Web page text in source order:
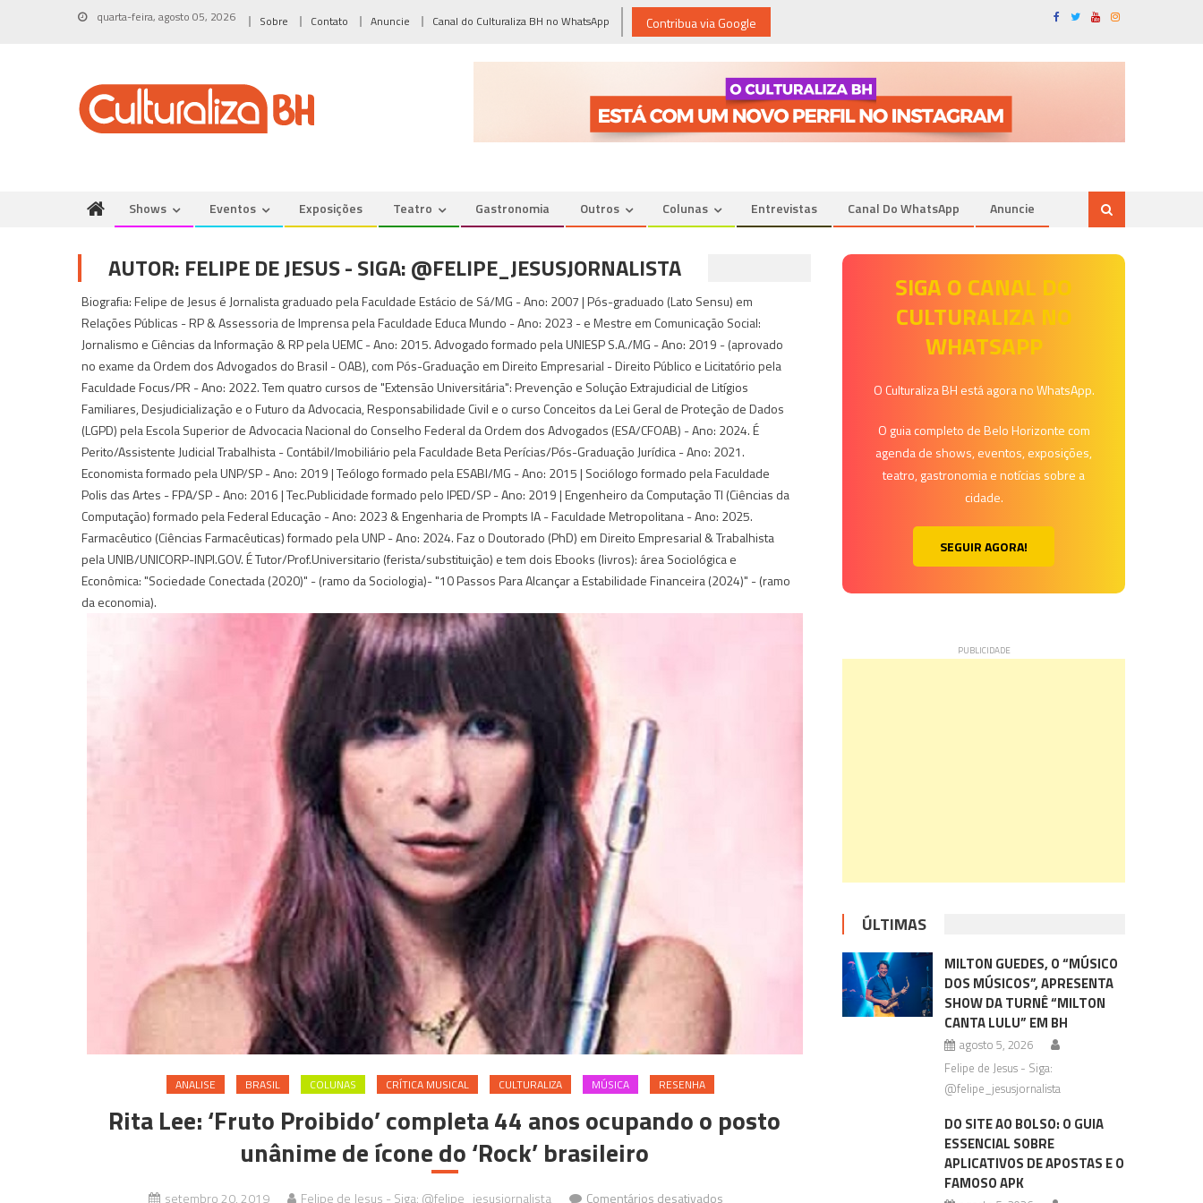
quarta-feira, agosto 05, 2026 Sobre Contato Anuncie Canal do Culturaliza BH no WhatsApp Contribua via Google
Shows Eventos Exposições Teatro Gastronomia Outros Colunas Entrevistas Canal Do WhatsApp Anuncie
AUTOR: FELIPE DE JESUS - SIGA: @FELIPE_JESUSJORNALISTA
Biografia: Felipe de Jesus é Jornalista graduado pela Faculdade Estácio de Sá/MG - Ano: 2007 | Pós-graduado (Lato Sensu) em
Relações Públicas - RP & Assessoria de Imprensa pela Faculdade Educa Mundo - Ano: 2023 - e Mestre em Comunicação Social:
Jornalismo e Ciências da Informação & RP pela UEMC - Ano: 2015. Advogado formado pela UNIESP S.A./MG - Ano: 2019 - (aprovado
no exame da Ordem dos Advogados do Brasil - OAB), com Pós-Graduação em Direito Empresarial - Direito Público e Licitatório pela
Faculdade Focus/PR - Ano: 2022. Tem quatro cursos de "Extensão Universitária": Prevenção e Solução Extrajudicial de Litígios
Familiares, Desjudicialização e o Futuro da Advocacia, Responsabilidade Civil e o curso Conceitos da Lei Geral de Proteção de Dados
(LGPD) pela Escola Superior de Advocacia Nacional do Conselho Federal da Ordem dos Advogados (ESA/CFOAB) - Ano: 2024. É
Perito/Assistente Judicial Trabalhista - Contábil/Imobiliário pela Faculdade Beta Perícias/Pós-Graduação Jurídica - Ano: 2021.
Economista formado pela UNP/SP - Ano: 2019 | Teólogo formado pela ESABI/MG - Ano: 2015 | Sociólogo formado pela Faculdade
Polis das Artes - FPA/SP - Ano: 2016 | Tec.Publicidade formado pelo IPED/SP - Ano: 2019 | Engenheiro da Computação TI (Ciências da
Computação) formado pela Federal Educação - Ano: 2023 & Engenharia de Prompts IA - Faculdade Metropolitana - Ano: 2025.
Farmacêutico (Ciências Farmacêuticas) formado pela UNP - Ano: 2024. Faz o Doutorado (PhD) em Direito Empresarial & Trabalhista
pela UNIB/UNICORP-INPI.GOV. É Tutor/Prof.Universitario (ferista/substituição) e tem dois Ebooks (livros): área Sociológica e
Econômica: "Sociedade Conectada (2020)" - (ramo da Sociologia)- "10 Passos Para Alcançar a Estabilidade Financeira (2024)" - (ramo
da economia).
ANALISE BRASIL COLUNAS CRÍTICA MUSICAL CULTURALIZA MÚSICA RESENHA
Rita Lee: ‘Fruto Proibido’ completa 44 anos ocupando o posto
unânime de ícone do ‘Rock’ brasileiro
setembro 20, 2019 Felipe de Jesus - Siga: @felipe_jesusjornalista Comentários desativadosem
SIGA O CANAL DO
CULTURALIZA NO
WHATSAPP
O Culturaliza BH está agora no WhatsApp.
O guia completo de Belo Horizonte com
agenda de shows, eventos, exposições,
teatro, gastronomia e notícias sobre a
cidade.
SEGUIR AGORA!
ÚLTIMAS
MILTON GUEDES, O “MÚSICO
DOS MÚSICOS”, APRESENTA
SHOW DA TURNÊ “MILTON
CANTA LULU” EM BH
agosto 5, 2026
Felipe de Jesus - Siga:
@felipe_jesusjornalista
DO SITE AO BOLSO: O GUIA
ESSENCIAL SOBRE
APLICATIVOS DE APOSTAS E O
FAMOSO APK